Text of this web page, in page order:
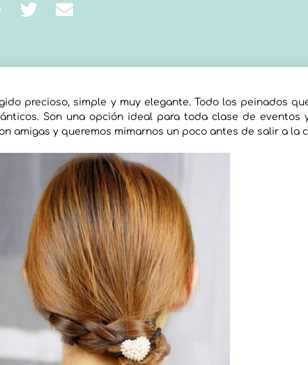
precioso, simple y muy elegante. Todo los peinados
Son una opción ideal para toda clase de eventos
amigas y queremos mimarnos un poco antes de salir a la